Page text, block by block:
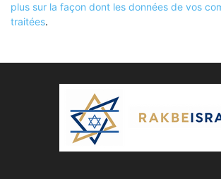
plus sur la façon dont les données de vos
traitées.